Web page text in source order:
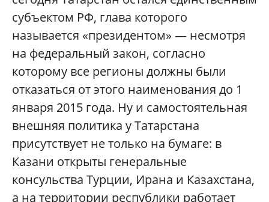
субъектом РФ, глава которого
называется «президентом» — несмотря
на федеральный закон, согласно
которому все регионы должны были
отказаться от этого наименования до 1
января 2015 года. Ну и самостоятельная
внешняя политика у Татарстана
присутствует не только на бумаге: в
Казани открыты генеральные
консульства Турции, Ирана и Казахстана,
а на территории республики работает